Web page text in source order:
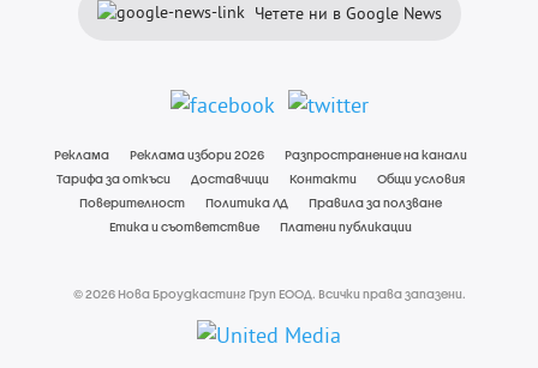
Четете ни в Google News
Реклама Реклама избори 2026
Разпространение на канали
Тарифа за откъси
Доставчици Контакти
Общи условия
Поверителност
Политика ЛД
Правила за ползване
Етика и съответствие
Платени публикации
© 2026 Нова Броудкастинг Груп ЕООД. Всички права запазени.